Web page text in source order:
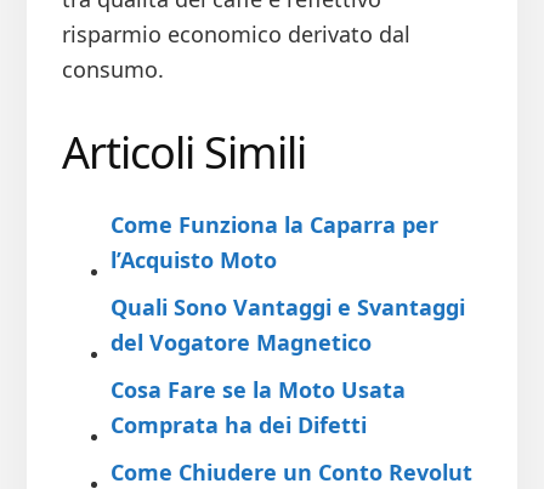
risparmio economico derivato dal
consumo.
Articoli Simili
Come Funziona la Caparra per
l’Acquisto Moto
Quali Sono Vantaggi e Svantaggi
del Vogatore Magnetico
Cosa Fare se la Moto Usata
Comprata ha dei Difetti
Come Chiudere un Conto Revolut